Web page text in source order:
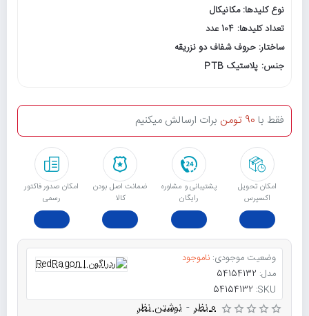
نوع کلیدها: مکانیکال
تعداد کلیدها: 104 عدد
ساختار: حروف شفاف دو نزریقه
جنس: پلاستیک PTB
امکان تحویل
اکسپرس
پشتیبانی و مشاوره
رایگان
ﺿﻤﺎﻧﺖ اﺻﻞ ﺑﻮدن
ﮐﺎﻟﺎ
امکان صدور فاکتور
رسمی
فقط با 90 تومن برات ارسالش میکنیم
وضعیت موجودی: ناموجود
مدل: 54154132
SKU:
54154132
0 نظر - نوشتن نظر